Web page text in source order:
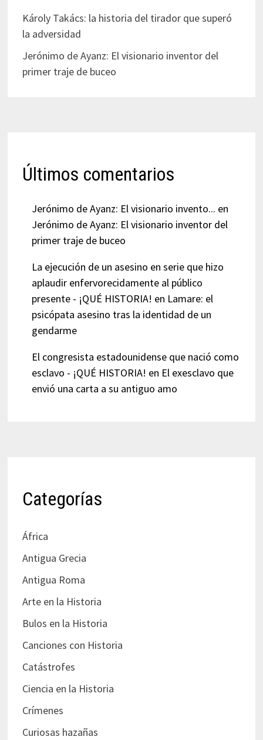
Károly Takács: la historia del tirador que superó
la adversidad
Jerónimo de Ayanz: El visionario inventor del
primer traje de buceo
Últimos comentarios
Jerónimo de Ayanz: El visionario invento... en
Jerónimo de Ayanz: El visionario inventor del
primer traje de buceo
La ejecución de un asesino en serie que hizo
aplaudir enfervorecidamente al público
presente - ¡QUÉ HISTORIA! en Lamare: el
psicópata asesino tras la identidad de un
gendarme
El congresista estadounidense que nació como
esclavo - ¡QUÉ HISTORIA! en El exesclavo que
envió una carta a su antiguo amo
Categorías
África
Antigua Grecia
Antigua Roma
Arte en la Historia
Bulos en la Historia
Canciones con Historia
Catástrofes
Ciencia en la Historia
Crímenes
Curiosas hazañas